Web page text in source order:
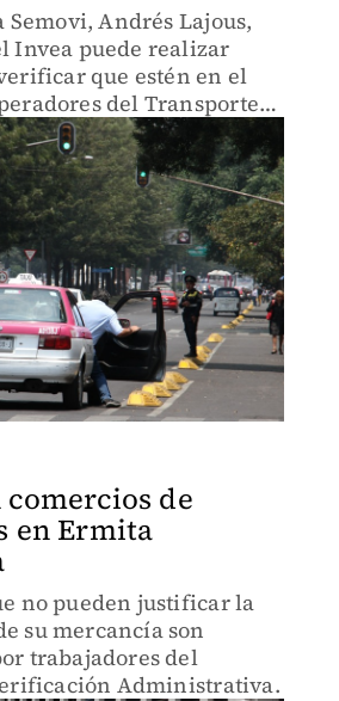
Andrés Lajous,
Invea puede realizar
que estén en el
del Transporte
de
en Ermita
no pueden justificar la
su mercancía son
trabajadores del
Administrativa.